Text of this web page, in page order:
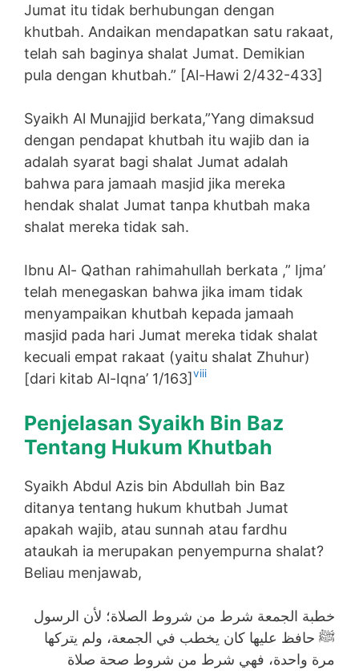
Jumat itu tidak berhubungan dengan
khutbah. Andaikan mendapatkan satu rakaat,
telah sah baginya shalat Jumat. Demikian
pula dengan khutbah.” [Al-Hawi 2/432-433]
Syaikh Al Munajjid berkata,”Yang dimaksud
dengan pendapat khutbah itu wajib dan ia
adalah syarat bagi shalat Jumat adalah
bahwa para jamaah masjid jika mereka
hendak shalat Jumat tanpa khutbah maka
shalat mereka tidak sah.
Ibnu Al- Qathan rahimahullah berkata ,” Ijma’
telah menegaskan bahwa jika imam tidak
menyampaikan khutbah kepada jamaah
masjid pada hari Jumat mereka tidak shalat
kecuali empat rakaat (yaitu shalat Zhuhur)
[dari kitab Al-Iqna’ 1/163]viii
Penjelasan Syaikh Bin Baz
Tentang Hukum Khutbah
Syaikh Abdul Azis bin Abdullah bin Baz
ditanya tentang hukum khutbah Jumat
apakah wajib, atau sunnah atau fardhu
ataukah ia merupakan penyempurna shalat?
Beliau menjawab,
خطبة الجمعة شرط من شروط الصلاة؛ لأن الرسول
ﷺ حافظ عليها كان يخطب في الجمعة، ولم يتركها
مرة واحدة، فهي شرط من شروط صحة صلاة